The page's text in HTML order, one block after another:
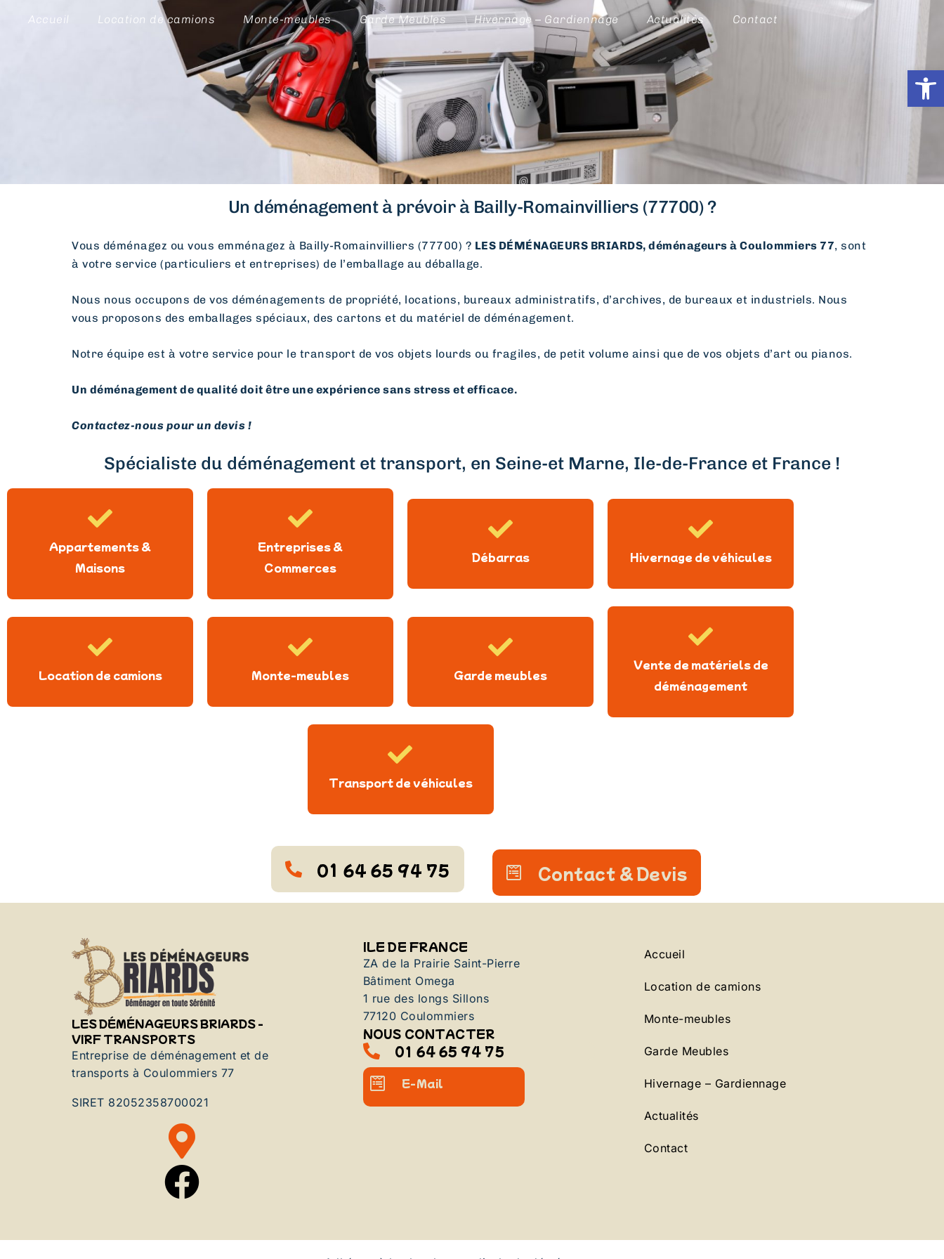
Ouvrir
Accueil Location de camions Monte-meubles Garde Meubles Hivernage – Gardiennage Actualités Contact
Un déménagement à prévoir à Bailly-Romainvilliers (77700) ?
Vous déménagez ou vous emménagez à Bailly-Romainvilliers (77700) ? LES DÉMÉNAGEURS BRIARDS, déménageurs à Coulommiers 77, sont
à votre service (particuliers et entreprises) de l’emballage au déballage.
Nous nous occupons de vos déménagements de propriété, locations, bureaux administratifs, d’archives, de bureaux et industriels. Nous
vous proposons des emballages spéciaux, des cartons et du matériel de déménagement.
Notre équipe est à votre service pour le transport de vos objets lourds ou fragiles, de petit volume ainsi que de vos objets d’art ou pianos.
Un déménagement de qualité doit être une expérience sans stress et efficace.
Contactez-nous pour un devis !
Spécialiste du déménagement et transport, en Seine-et Marne, Ile-de-France et France !
Appartements &
Maisons
Entreprises &
Commerces
Débarras Hivernage de véhicules
Location de camions Monte-meubles Garde meubles
Vente de matériels de
déménagement
Transport de véhicules
01 64 65 94 75 Contact & Devis
LES DÉMÉNAGEURS BRIARDS -
VIRF TRANSPORTS
Entreprise de déménagement et de
transports à Coulommiers 77
SIRET 82052358700021
ILE DE FRANCE
ZA de la Prairie Saint-Pierre
Bâtiment Omega
1 rue des longs Sillons
77120 Coulommiers
NOUS CONTACTER
01 64 65 94 75
E-Mail
Accueil
Location de camions
Monte-meubles
Garde Meubles
Hivernage – Gardiennage
Actualités
Contact